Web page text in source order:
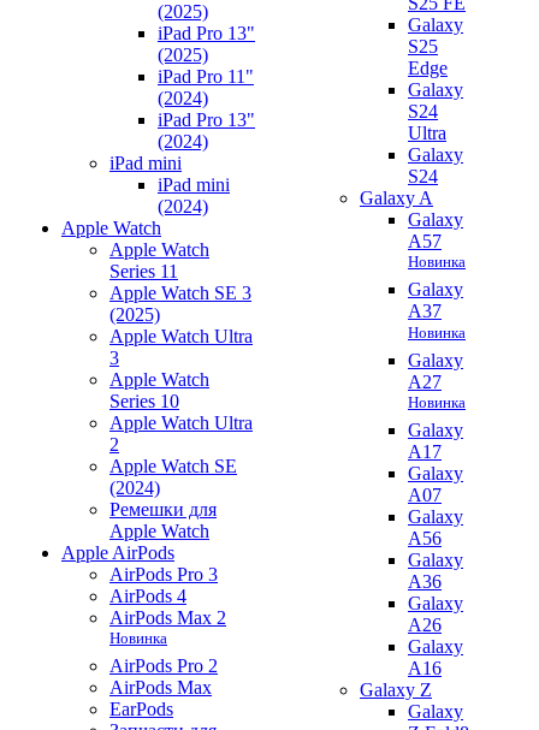
(2025)
iPad Pro 13"
(2025)
iPad Pro 11"
(2024)
iPad Pro 13"
(2024)
iPad mini
iPad mini
(2024)
Apple Watch
Apple Watch
Series 11
Apple Watch SE 3
(2025)
Apple Watch Ultra
3
Apple Watch
Series 10
Apple Watch Ultra
2
Apple Watch SE
(2024)
Ремешки для
Apple Watch
Apple AirPods
AirPods Pro 3
AirPods 4
AirPods Max 2
Новинка
AirPods Pro 2
AirPods Max
EarPods
Galaxy
S25
Edge
Galaxy
S24
Ultra
Galaxy
S24
Galaxy A
Galaxy
A57
Новинка
Galaxy
A37
Новинка
Galaxy
A27
Новинка
Galaxy
A17
Galaxy
A07
Galaxy
A56
Galaxy
A36
Galaxy
A26
Galaxy
A16
Galaxy Z
Galaxy